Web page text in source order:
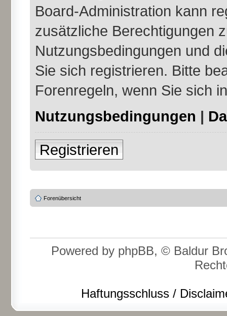
Board-Administration kann
zusätzliche Berechtigungen
Nutzungsbedingungen und
Sie sich registrieren. Bitte
Forenregeln, wenn Sie sich
Nutzungsbedingungen |
Registrieren
Forenübersicht
Powered by phpBB, © Baldur
Haftungsschluss /